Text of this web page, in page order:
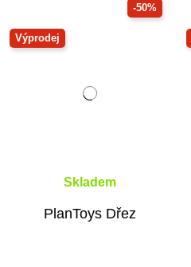
-50%
Výprodej
Skladem
PlanToys Dřez